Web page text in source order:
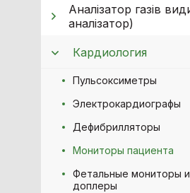
Аналізатор газів
аналізатор)
Кардиология
Пульсоксиметры
Электрокардиографы
Дефибрилляторы
Мониторы пациента
Фетальные мониторы и
доплеры